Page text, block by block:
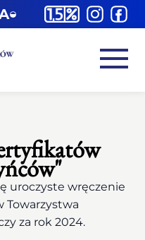
uroczyste wręczenie
Towarzystwa
za rok 2024.